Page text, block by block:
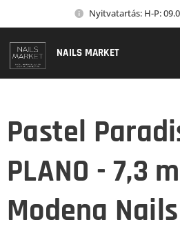
Nyitvatartás: H-P:
NAILS MARKET
Pastel
PLANO - 7,3
Modena Nails